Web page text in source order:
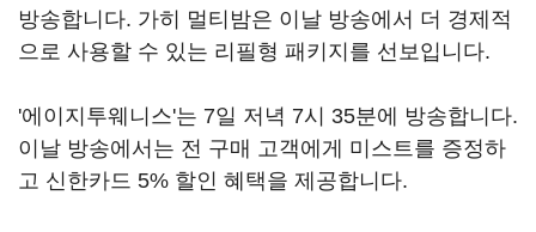
방송합니다. 가히 멀티밤은 이날 방송에서 더 경제적
으로 사용할 수 있는 리필형 패키지를 선보입니다.
'에이지투웨니스'는 7일 저녁 7시 35분에 방송합니다.
이날 방송에서는 전 구매 고객에게 미스트를 증정하
고 신한카드 5% 할인 혜택을 제공합니다.